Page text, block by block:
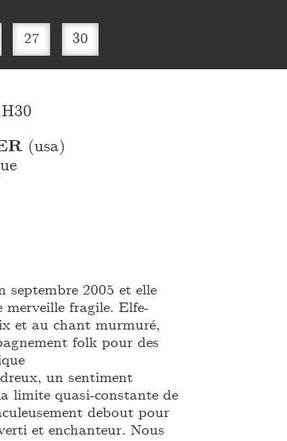
27 30
(usa)
septembre 2005 et elle
fragile. Elfe-
et au chant murmuré,
folk pour des
un sentiment
limite quasi-constante de
debout pour
et enchanteur. Nous